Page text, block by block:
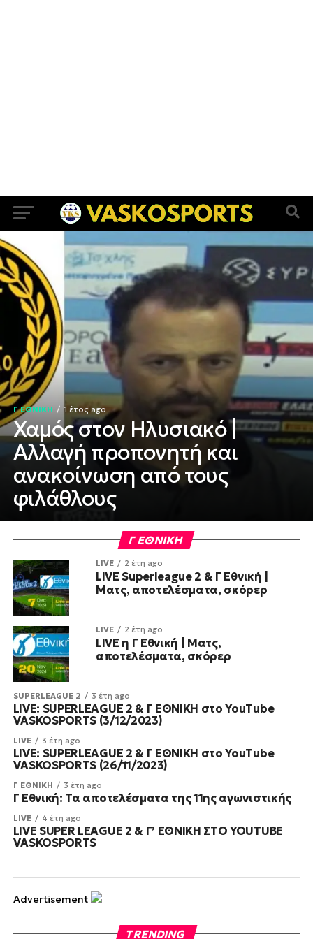
Γ ΕΘΝΙΚΗ 1 έτος ago
Χαμός στον Ηλυσιακό |
Αλλαγή προπονητή και
ανακοίνωση από τους
φιλάθλους
Γ ΕΘΝΙΚΗ
LIVE 2 έτη ago
LIVE Superleague 2 & Γ Εθνική |
Ματς, αποτελέσματα, σκόρερ
LIVE 2 έτη ago
LIVE η Γ Εθνική | Ματς,
αποτελέσματα, σκόρερ
SUPERLEAGUE 2 3 έτη ago
LIVE: SUPERLEAGUE 2 & Γ ΕΘΝΙΚΗ στο YouTube
VASKOSPORTS (3/12/2023)
LIVE 3 έτη ago
LIVE: SUPERLEAGUE 2 & Γ ΕΘΝΙΚΗ στο YouTube
VASKOSPORTS (26/11/2023)
Γ ΕΘΝΙΚΗ 3 έτη ago
Γ Εθνική: Τα αποτελέσματα της 11ης αγωνιστικής
LIVE 4 έτη ago
LIVE SUPER LEAGUE 2 & Γ’ ΕΘΝΙΚΗ ΣΤΟ YOUTUBE
VASKOSPORTS
Advertisement
TRENDING